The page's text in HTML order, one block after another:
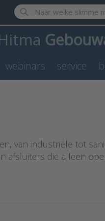
Enter a search term.
webinars service
van industriële tot
afsluiters die alleen